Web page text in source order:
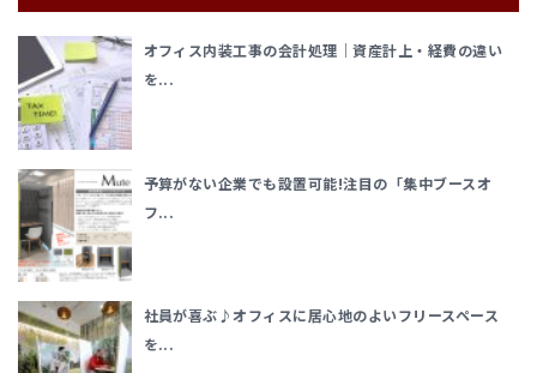
オフィス内装工事の会計処理｜資産計上・経費の違い
を...
予算がない企業でも設置可能!注目の「集中ブースオ
フ...
社員が喜ぶ♪オフィスに居心地のよいフリースペース
を...